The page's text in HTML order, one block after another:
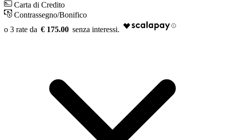
Carta di Credito
Contrassegno/Bonifico
€ 175.00